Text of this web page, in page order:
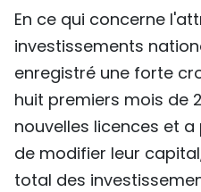
En ce qui concerne
investissements
enregistré une forte
huit premiers mois de
nouvelles licences et a
de modifier leur
total des